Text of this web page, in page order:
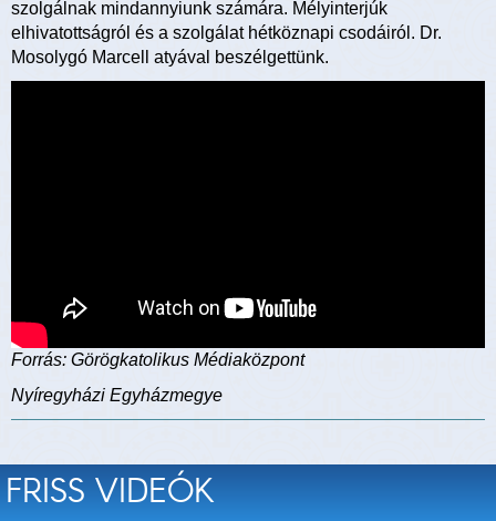
szolgálnak mindannyiunk számára. Mélyinterjúk
elhivatottságról és a szolgálat hétköznapi csodáiról. Dr.
Mosolygó Marcell atyával beszélgettünk.
Forrás: Görögkatolikus Médiaközpont
Nyíregyházi Egyházmegye
FRISS VIDEÓK